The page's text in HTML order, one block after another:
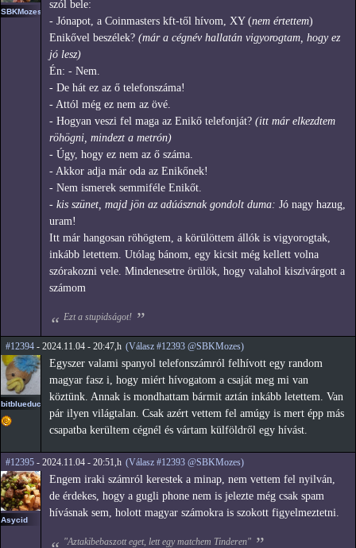
SBKMozes
szól bele:
- Jónapot, a Coinmasters kft-től hívom, XY (nem értettem)
Enikővel beszélek? (már a cégnév hallatán vigyorogtam, hogy ez
jó lesz)
Én: - Nem.
- De hát ez az ő telefonszáma!
- Attól még ez nem az övé.
- Hogyan veszi fel maga az Enikő telefonját? (itt már elkezdtem
röhögni, mindezt a metrón)
- Úgy, hogy ez nem az ő száma.
- Akkor adja már oda az Enikőnek!
- Nem ismerek semmiféle Enikőt.
- kis szünet, majd jön az adúásznak gondolt duma: Jó nagy hazug,
uram!
Itt már hangosan röhögtem, a körülöttem állók is vigyorogtak,
inkább letettem. Utólag bánom, egy kicsit még kellett volna
szórakozni vele. Mindenesetre örülök, hogy valahol kiszivárgott a
számom
Ezt a stupidságot!
#12394 - 2024.11.04 - 20:47,h (Válasz #12393 @SBKMozes)
bitblueduck
Egyszer valami spanyol telefonszámról felhívott egy random
magyar fasz i, hogy miért hívogatom a csaját meg mi van
köztünk. Annak is mondhattam bármit aztán inkább letettem. Van
pár ilyen világtalan. Csak azért vettem fel amúgy is mert épp más
csapatba kerültem cégnél és vártam külföldről egy hívást.
#12395 - 2024.11.04 - 20:51,h (Válasz #12393 @SBKMozes)
Asycid
Engem iraki számról kerestek a minap, nem vettem fel nyilván,
de érdekes, hogy a gugli phone nem is jelezte még csak spam
hívásnak sem, holott magyar számokra is szokott figyelmeztetni.
"Aztakibebaszott eget, lett egy matchem Tinderen"